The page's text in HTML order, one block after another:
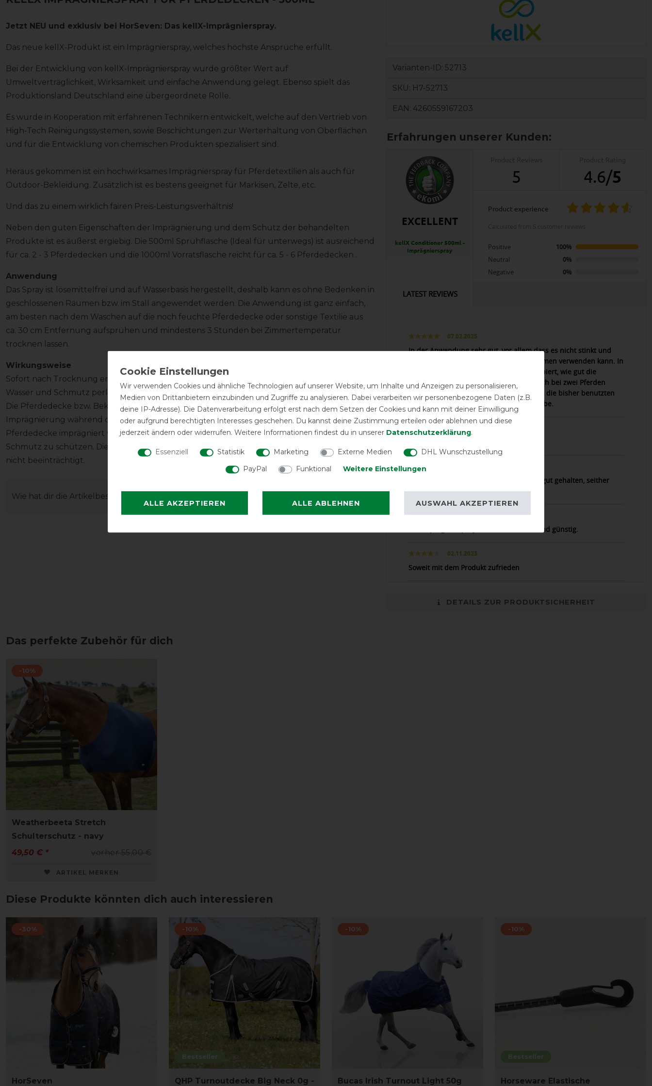
Jetzt NEU und exklusiv bei HorSeven: Das kellX-Imprägnierspray.
Das neue kellX-Produkt ist ein Imprägnierspray, welches höchste Ansprüche erfüllt.
Bei der Entwicklung von kellX-Imprägnierspray wurde größter Wert auf
Umweltverträglichkeit, Wirksamkeit und einfache Anwendung gelegt. Ebenso spielt das
Produktionsland Deutschland eine übergeordnete Rolle.
Es wurde in Kooperation mit erfahrenen Technikern entwickelt, welche auf den Vertrieb von
High-Tech Reinigungssystemen, sowie Beschichtungen zur Werterhaltung von Oberflächen
und für die Entwicklung von chemischen Produkten spezialisiert sind.
Heraus gekommen ist ein hochwirksames Imprägnierspray für Pferdetextilien als auch für
Outdoor-Bekleidung. Zusätzlich ist es bestens geeignet für Markisen, Zelte, etc.
Und das zu einem wirklich fairen Preis-Leistungsverhältnis!
Neben den guten Eigenschaften der Imprägnierung und dem Schutz der behandelten
Produkte ist es äußerst ergiebig. Die 500ml Sprühflasche (Ideal für unterwegs) ist ausreichend
für ca. 2 - 3 Pferdedecken und die 1000ml Vorratsflasche reicht für ca. 5 - 6 Pferdedecken .
Anwendung
Das Spray ist lösemittelfrei und auf Wasserbasis hergestellt, deshalb kann es ohne Bedenken in
geschlossenen Räumen bzw. im Stall angewendet werden. Die Anwendung ist ganz einfach,
am besten nach dem Waschen auf die noch feuchte Pferdedecke oder sonstige Textilie aus
ca. 30 cm Entfernung aufsprühen und mindestens 3 Stunden bei Zimmertemperatur
trocknen lassen.
Wirkungsweise
Sofort nach Trocknung entsteht ein wirkungsvoller Schutz gegen Nässe und Schmutz.
Wasser und Schmutz perlen einfach ab und können somit nicht in das Gewebe eindringen.
Die Pferdedecke bzw. Bekleidung bleibt länger sauber und trocken. Im Gegensatz zur
Imprägnierung während der Pferdedeckenwäsche, kann hier gezielt die Außenseite der
Pferdedecke imprägniert werden um diese wirkungsvoll vor dem Eindringen von Nässe und
Schmutz zu schützen. Die Atmungsaktivität bzw. Abschwitzfunktion Deiner Pferdedecke wird
nicht beeinträchtigt.
Wie hat dir die Artikelbeschreibung gefallen?
Varianten-ID: 52713
SKU: H7-52713
EAN: 4260559167203
EXCELLENT
kellX Conditioner 500ml -
Imprägnierspray
5 4.6/5
product experience
Positive
100%
Neutral
0%
Negative
0%
LATEST REVIEWS
07.02.2025
In der Anwendung sehr gut, vor allem dass es nicht stinkt und
man es tatsächlich in geschlossenen Räumen verwenden kann. In
der Praxis habe ich es noch nicht ausprobiert, wie gut die
Imprägnierung arbeitet und schützt, da ich bei zwei Pferden
mehr als eine Decke besitze und nun erst die bisher benutzten
und gewaschenen mit kellX behandelt habe.
13.01.2025
Zumindest den ersten Starkregen hat es gut gehalten, seither
blieb es trocken :-)
15.01.2024
der Imprägnierspray für zu Hause. Gut und günstig.
02.11.2023
Soweit mit dem Produkt zufrieden
DETAILS ZUR PRODUKTSICHERHEIT
Das perfekte Zubehör für dich
-10%
Weatherbeeta Stretch
Schulterschutz - navy
vorher 55,00 €
49,50 € *
ARTIKEL MERKEN
Diese Produkte könnten dich auch interessieren
-30%
HorSeven
Bestseller
-10%
QHP Turnoutdecke Big Neck 0g -
-10%
Bucas Irish Turnout Light 50g
Bestseller
-10%
Horseware Elastische
Wir verwenden Cookies und ähnliche Technologien auf unserer Website, um Inhalte und Anzeigen zu personalisieren,
Medien von Drittanbietern einzubinden und Zugriffe zu analysieren. Dabei verarbeiten wir personenbezogene Daten (z.B.
deine IP-Adresse). Die Datenverarbeitung erfolgt erst nach dem Setzen der Cookies und kann mit deiner Einwilligung
oder aufgrund berechtigten Interesses geschehen. Du kannst deine Zustimmung erteilen oder ablehnen und diese
jederzeit ändern oder widerrufen. Weitere Informationen findest du in unserer Daten­schutz­erklärung.
Essenziell Statistik Marketing Externe Medien
DHL Wunschzustellung
PayPal
Funktional Weitere Einstellungen
ALLE AKZEPTIEREN ALLE ABLEHNEN AUSWAHL AKZEPTIEREN